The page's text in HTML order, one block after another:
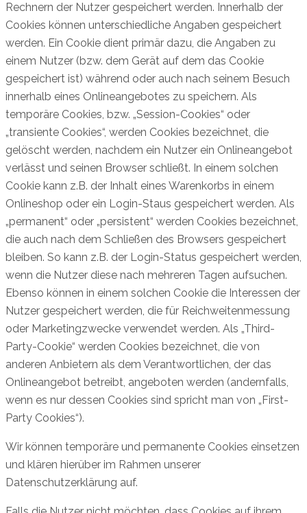
Rechnern der Nutzer gespeichert werden. Innerhalb der
Cookies können unterschiedliche Angaben gespeichert
werden. Ein Cookie dient primär dazu, die Angaben zu
einem Nutzer (bzw. dem Gerät auf dem das Cookie
gespeichert ist) während oder auch nach seinem Besuch
innerhalb eines Onlineangebotes zu speichern. Als
temporäre Cookies, bzw. „Session-Cookies“ oder
„transiente Cookies“, werden Cookies bezeichnet, die
gelöscht werden, nachdem ein Nutzer ein Onlineangebot
verlässt und seinen Browser schließt. In einem solchen
Cookie kann z.B. der Inhalt eines Warenkorbs in einem
Onlineshop oder ein Login-Staus gespeichert werden. Als
„permanent“ oder „persistent“ werden Cookies bezeichnet,
die auch nach dem Schließen des Browsers gespeichert
bleiben. So kann z.B. der Login-Status gespeichert werden,
wenn die Nutzer diese nach mehreren Tagen aufsuchen.
Ebenso können in einem solchen Cookie die Interessen der
Nutzer gespeichert werden, die für Reichweitenmessung
oder Marketingzwecke verwendet werden. Als „Third-
Party-Cookie“ werden Cookies bezeichnet, die von
anderen Anbietern als dem Verantwortlichen, der das
Onlineangebot betreibt, angeboten werden (andernfalls,
wenn es nur dessen Cookies sind spricht man von „First-
Party Cookies“).
Wir können temporäre und permanente Cookies einsetzen
und klären hierüber im Rahmen unserer
Datenschutzerklärung auf.